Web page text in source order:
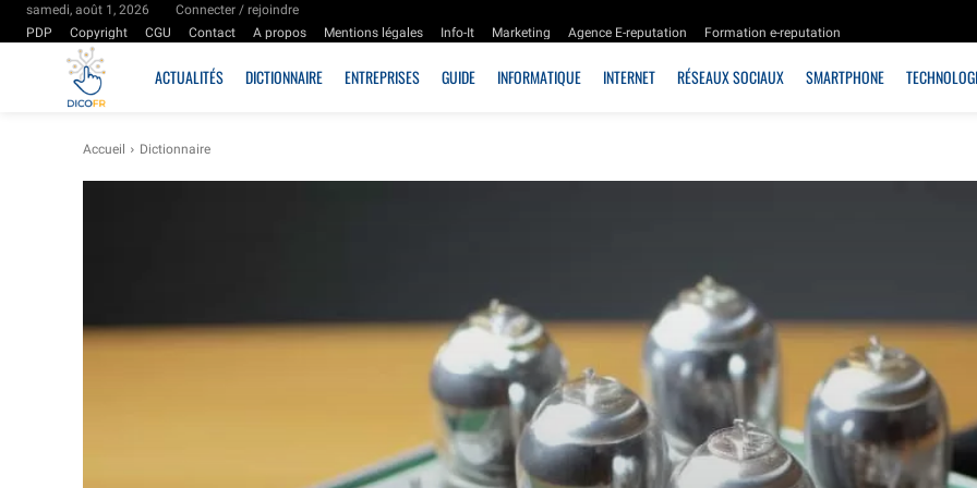
samedi, août 1, 2026
Connecter / rejoindre
PDP
Copyright CGU Contact A propos Mentions légales Info-It Marketing Agence E-reputation Formation e-reputation
ACTUALITÉS DICTIONNAIRE ENTREPRISES GUIDE INFORMATIQUE INTERNET RÉSEAUX SOCIAUX SMARTPHONE
Accueil Dictionnaire